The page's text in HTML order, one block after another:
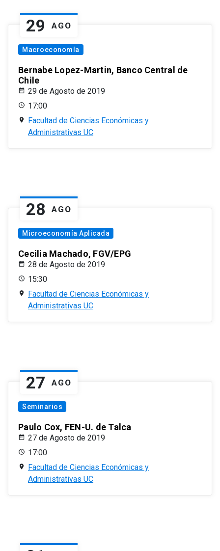
29 AGO
Macroeconomía
Bernabe Lopez-Martin, Banco Central de
Chile
29 de Agosto de 2019
17:00
Facultad de Ciencias Económicas y
Administrativas UC
28 AGO
Microeconomía Aplicada
Cecilia Machado, FGV/EPG
28 de Agosto de 2019
15:30
Facultad de Ciencias Económicas y
Administrativas UC
27 AGO
Seminarios
Paulo Cox, FEN-U. de Talca
27 de Agosto de 2019
17:00
Facultad de Ciencias Económicas y
Administrativas UC